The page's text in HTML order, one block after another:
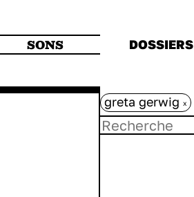
SONS DOSSIERS
greta gerwig x